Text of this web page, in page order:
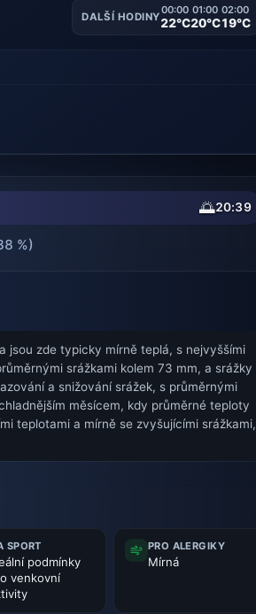
DALŠÍ HODINY
00:00
22°C
01:00
20°C
02:00
19°C
🌅20:39
%)
jsou zde typicky mírně teplá, s nejvyššími
srážkami kolem 73 mm, a srážky
a snižování srážek, s průměrnými
měsícem, kdy průměrné teploty
teplotami a mírně se zvyšujícími srážkami,
SPORT
podmínky
venkovní
PRO ALERGIKY
Mírná